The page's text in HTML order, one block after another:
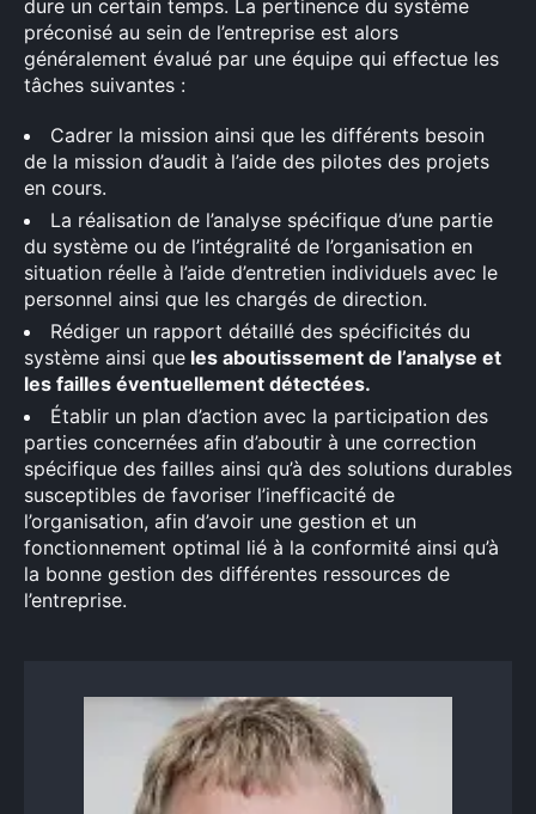
dure un certain temps. La pertinence du système
préconisé au sein de l’entreprise est alors
généralement évalué par une équipe qui effectue les
tâches suivantes :
Cadrer la mission ainsi que les différents besoin
de la mission d’audit à l’aide des pilotes des projets
en cours.
La réalisation de l’analyse spécifique d’une partie
du système ou de l’intégralité de l’organisation en
situation réelle à l’aide d’entretien individuels avec le
personnel ainsi que les chargés de direction.
Rédiger un rapport détaillé des spécificités du
système ainsi que les aboutissement de l’analyse et
les failles éventuellement détectées.
Établir un plan d’action avec la participation des
parties concernées afin d’aboutir à une correction
spécifique des failles ainsi qu’à des solutions durables
susceptibles de favoriser l’inefficacité de
l’organisation, afin d’avoir une gestion et un
fonctionnement optimal lié à la conformité ainsi qu’à
la bonne gestion des différentes ressources de
l’entreprise.
Rechercher
: